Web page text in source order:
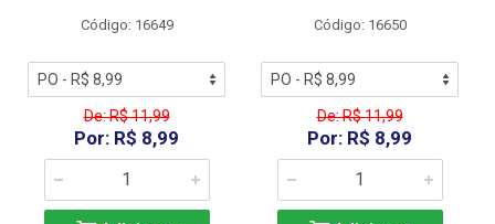
Código: 16649
De: R$ 11,99
Por: R$ 8,99
Código: 16650
De: R$ 11,99
Por: R$ 8,99